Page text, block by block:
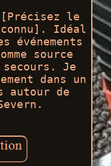
le
Idéal
événements
source
Je
dans un
autour de